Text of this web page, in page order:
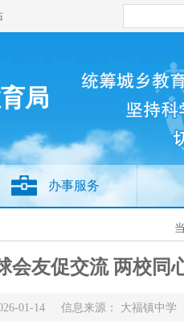
局
办事服务
会友促交流 两校同
01-14 信息来源： 大福镇中学